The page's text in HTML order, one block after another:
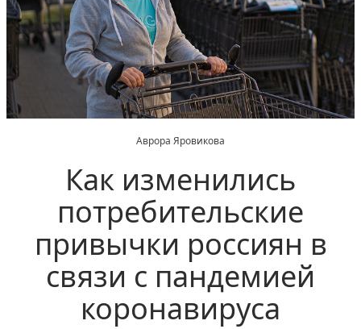
Аврора Яровикова
Как изменились
потребительские
привычки россиян в
связи с пандемией
коронавируса